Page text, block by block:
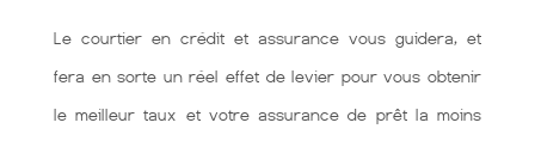
Le courtier en crédit et assurance vous guidera, et
fera en sorte un réel effet de levier pour vous obtenir
le meilleur taux et votre assurance de prêt la moins